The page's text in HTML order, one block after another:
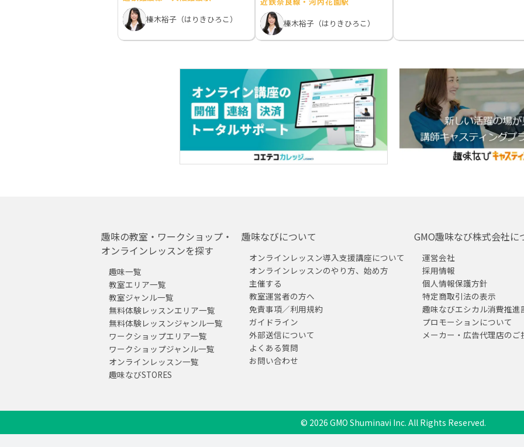
榛木裕子（はりきひろこ）
榛木裕子（はりきひろこ）
趣味の教室・ワークショップ・
オンラインレッスンを探す
趣味一覧
教室エリア一覧
教室ジャンル一覧
無料体験レッスンエリア一覧
無料体験レッスンジャンル一覧
ワークショップエリア一覧
ワークショップジャンル一覧
オンラインレッスン一覧
趣味なびSTORES
趣味なびについて
オンラインレッスン導入支援講座について
オンラインレッスンのやり方、始め方
主催する
教室運営者の方へ
免責事項／利用規約
ガイドライン
外部送信について
よくある質問
お問い合わせ
GMO趣味なび株式会社に
運営会社
採用情報
個人情報保護方針
特定商取引法の表示
趣味なびエシカル消費推進
プロモーションについて
メーカー・広告代理店のご
© 2026 GMO Shuminavi Inc. All Rights Reserved.